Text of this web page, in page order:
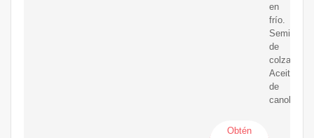
en
frío.
Semilla
de
colza/
Aceite
de
canola
Obtén